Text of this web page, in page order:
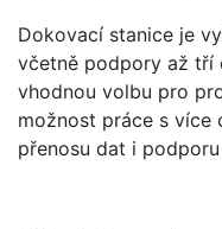
Dokovací stanice je
včetně podpory až tří
vhodnou volbu pro
možnost práce s více
přenosu dat i